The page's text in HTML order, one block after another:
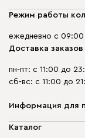
Режим работы
ежедневно с 09:00
Доставка заказов
пн-пт: с 11:00 до
сб-вс: с 11:00 до
Информация для
О компании
Каталог